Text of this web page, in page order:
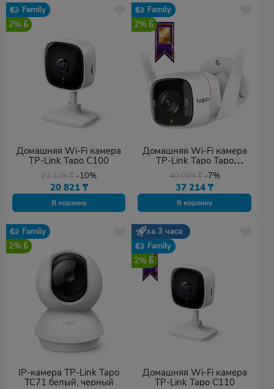
Family
2%
Домашняя Wi‑Fi камера
TP-Link Tapo C100
23 109₸ -10%
20 821 ₸
В корзину
Family
2%
Домашняя Wi-Fi камера
TP-Link Tapo Tapo
C320WS
40 009₸ -7%
37 214₸
В корзину
Family
2%
IP-камера TP-Link Tapo
TC71 белый, черный
за 3 часа
Family
2%
Домашняя Wi-Fi камера
TP-Link Tapo C110